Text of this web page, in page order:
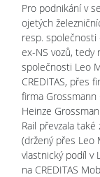
Pro podnikání v
ojetých
resp. společnosti
ex-NS vozů, tedy
společnosti Leo
CREDITAS, přes
firma
Heinze
Rail převzala
(držený přes Leo
vlastnický podíl v
na CREDITAS